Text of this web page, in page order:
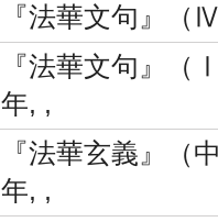
『法華文句』
『法華文句』
年, ,
『法華玄義』（
年, ,